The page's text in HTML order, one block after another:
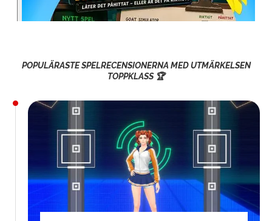
POPULÄRASTE SPELRECENSIONERNA MED UTMÄRKELSEN
TOPPKLASS 🏆